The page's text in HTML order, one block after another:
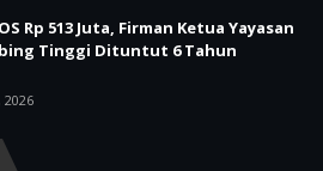
Rp 513 Juta, Firman Ketua Yayasan
Tinggi Dituntut 6 Tahun
2026